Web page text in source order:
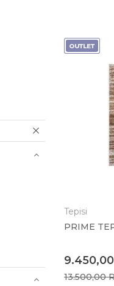
Tepisi
PRIME
9.450,00
13.500,00